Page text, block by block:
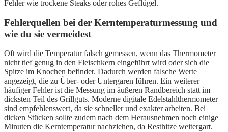
Fehler wie trockene Steaks oder rohes Geflügel.
Fehlerquellen bei der Kerntemperaturmessung und
wie du sie vermeidest
Oft wird die Temperatur falsch gemessen, wenn das Thermometer
nicht tief genug in den Fleischkern eingeführt wird oder sich die
Spitze im Knochen befindet. Dadurch werden falsche Werte
angezeigt, die zu Über- oder Untergaren führen. Ein weiterer
häufiger Fehler ist die Messung im äußeren Randbereich statt im
dicksten Teil des Grillguts. Moderne digitale Edelstahlthermometer
sind empfehlenswert, da sie schneller und exakter arbeiten. Bei
dicken Stücken sollte zudem nach dem Herausnehmen noch einige
Minuten die Kerntemperatur nachziehen, da Resthitze weitergart.